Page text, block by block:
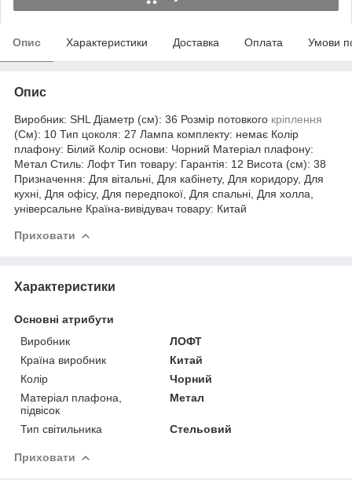
Опис Характеристики Доставка Оплата Умови
Опис
Виробник: SHL Діаметр (см): 36 Розмір потовкого кріплення
(См): 10 Тип цоколя: 27 Лампа комплекту: немає Колір
плафону: Білий Колір основи: Чорний Матеріал плафону:
Метал Стиль: Лофт Тип товару: Гарантія: 12 Висота (см): 38
Призначення: Для вітальні, Для кабінету, Для коридору, Для
кухні, Для офісу, Для передпокої, Для спальні, Для холла,
універсальне Країна-вивідувач товару: Китай
Приховати
Характеристики
Основні атрибути
Виробник
ЛОФТ
Країна виробник
Китай
Колір
Чорний
Матеріал плафона,
підвісок
Метал
Тип світильника Стельовий
Приховати